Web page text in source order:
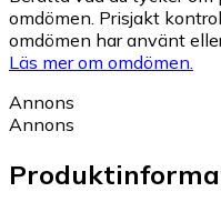
omdömen. Prisjakt
omdömen har använt
Läs mer om omdömen.
Annons
Annons